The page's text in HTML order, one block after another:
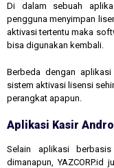
Di dalam sebuah
pengguna menyimpan
aktivasi tertentu maka
bisa digunakan kembali.
Berbeda dengan aplikasi
sistem aktivasi lisensi
perangkat apapun.
Aplikasi Kasir
Selain aplikasi
dimanapun,